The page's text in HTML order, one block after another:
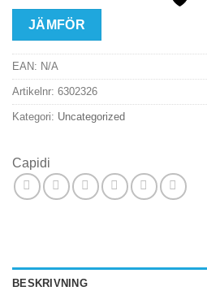
JÄMFÖR
EAN: N/A
Artikelnr: 6302326
Kategori: Uncategorized
Capidi
BESKRIVNING